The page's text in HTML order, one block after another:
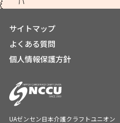
サイトマップ
よくある質問
個人情報保護方針
UAゼンセン日本介護クラフトユニオン